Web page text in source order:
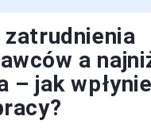
a
– jak